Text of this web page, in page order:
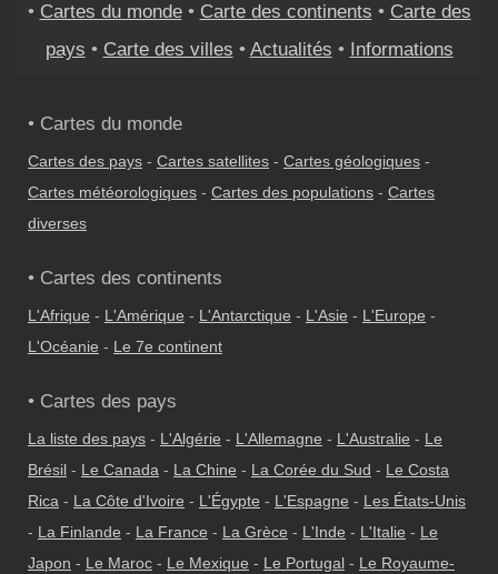
• Cartes du monde• Carte des continents • Carte des
pays • Carte des villes • Actualités • Informations
• Cartes du monde
Cartes des pays - Cartes satellites - Cartes géologiques -
Cartes météorologiques - Cartes des populations - Cartes
diverses
• Cartes des continents
L'Afrique - L'Amérique - L'Antarctique - L'Asie - L'Europe -
L'Océanie - Le 7e continent
• Cartes des pays
La liste des pays - L'Algérie - L'Allemagne - L'Australie - Le
Brésil - Le Canada - La Chine - La Corée du Sud - Le Costa
Rica - La Côte d'Ivoire - L'Égypte - L'Espagne - Les États-Unis
- La Finlande - La France - La Grèce - L'Inde - L'Italie - Le
Japon - Le Maroc - Le Mexique - Le Portugal - Le Royaume-